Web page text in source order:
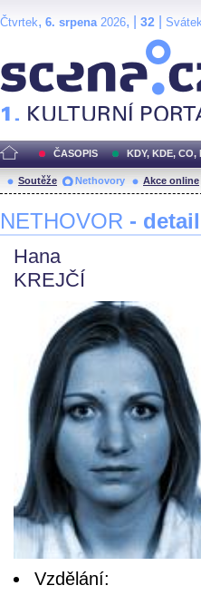
Čtvrtek, 6. srpena2026, | 32
ČASOPIS KDY, KDE, CO,
Soutěže Nethovory Akce online
NETHOVOR - detail
Hana
KREJČÍ
Vzdělání: